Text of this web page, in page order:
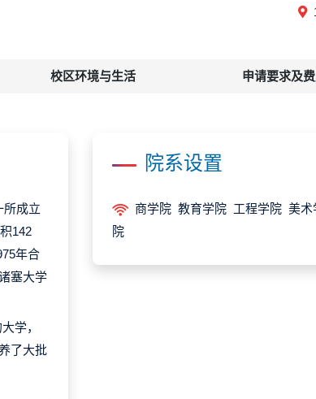
校区环境与生活 申请要求及
所成立
142
年合
塞大学
学，
了大批
院系设置
商学院 教育学院 工程学院 美
院